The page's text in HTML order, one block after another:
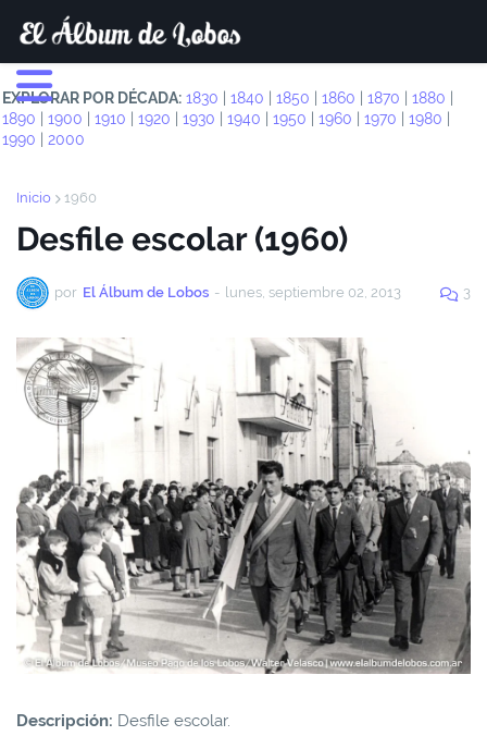
EXPLORAR POR DÉCADA: 1830 1840 1850 1860 1870 1880
1890
1900 1910 1920 1930 1940 1950 1960 1970 1980
1990
2000
Inicio 1960
Desfile escolar (1960)
por El Álbum de Lobos - lunes, septiembre 02, 2013 3
Descripción: Desfile escolar.